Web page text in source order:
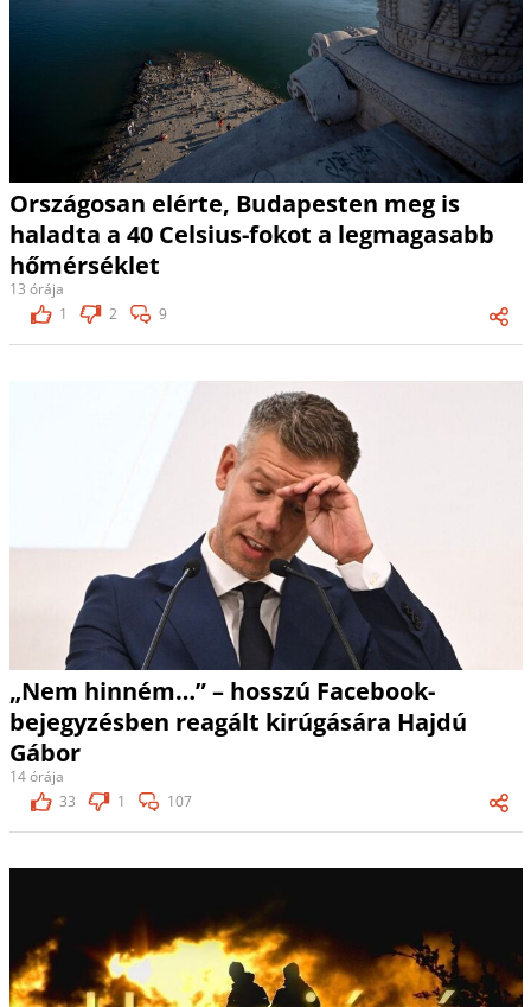
Országosan elérte, Budapesten meg is
haladta a 40 Celsius-fokot a legmagasabb
hőmérséklet
13 órája
1
2 9
„Nem hinném…” – hosszú Facebook-
bejegyzésben reagált kirúgására Hajdú
Gábor
14 órája
33
1 107